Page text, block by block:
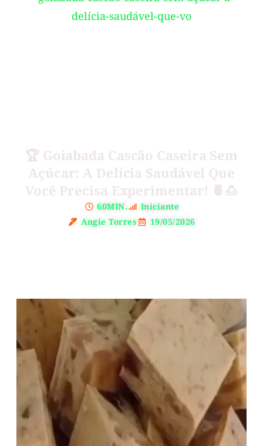
🏆 Goiabada Cascão Caseira Sem
Açúcar: A Delícia Saudável Que
Você Precisa Experimentar! 🍍🍮
60MIN.
Iniciante
Angie Torres
19/05/2026